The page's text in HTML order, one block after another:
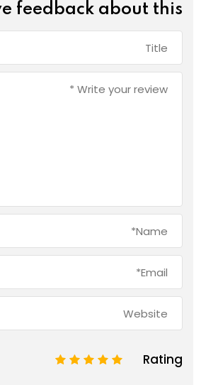
feedback about this
Rating
5
4
3
2